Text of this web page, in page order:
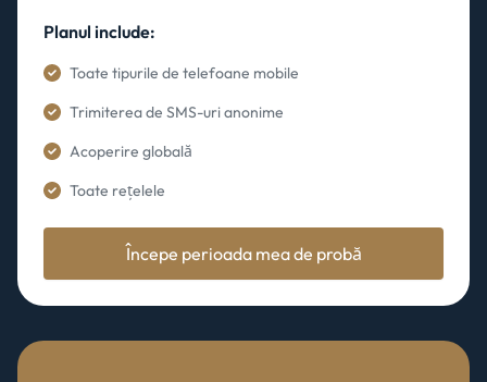
Planul include:
Toate tipurile de telefoane mobile
Trimiterea de SMS-uri anonime
Acoperire globală
Toate rețelele
Începe perioada mea de probă